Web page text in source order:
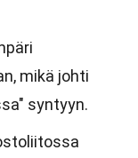
mikä johti
syntyyn.